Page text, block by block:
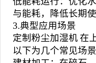
与能耗，降低长期使
3.典型应用场景
定制粉尘加湿机在
以下为几个常见场景